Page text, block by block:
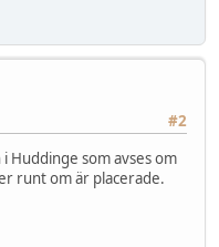
#2
Huddinge som avses om
runt om är placerade.